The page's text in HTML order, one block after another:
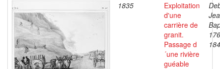
1835
Exploitation
d'une
carrière de
granit.
Passage d
´une rivière
guéable